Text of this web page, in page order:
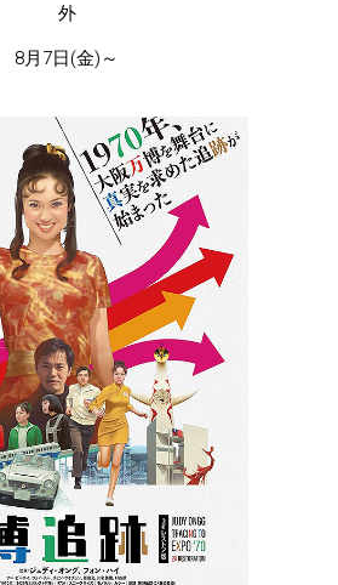
外
8月7日(金)～